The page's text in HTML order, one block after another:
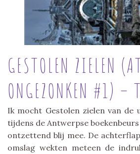
GESTOLEN ZIELEN
ONGEZONKEN #1) –
Ik mocht Gestolen zielen van de
tijdens de Antwerpse
ontzettend blij mee. De
omslag wekten meteen de